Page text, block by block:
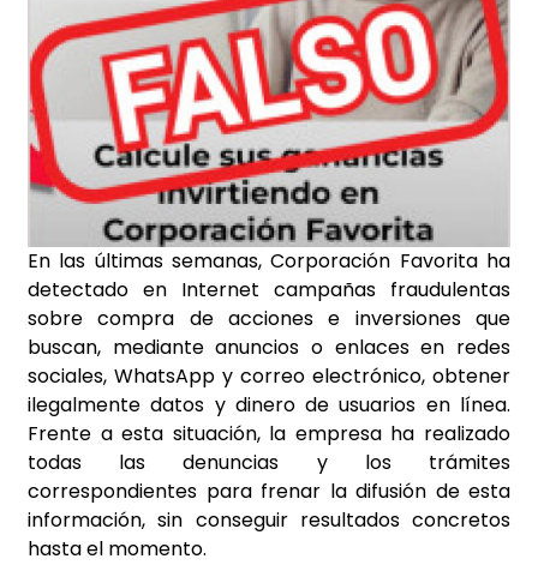
En las últimas semanas, Corporación Favorita ha
detectado en Internet campañas fraudulentas
sobre compra de acciones e inversiones que
buscan, mediante anuncios o enlaces en redes
sociales, WhatsApp y correo electrónico, obtener
ilegalmente datos y dinero de usuarios en línea.
Frente aesta situación, la empresa ha realizado
todas las denuncias y los trámites
correspondientes para frenar la difusión de esta
información, sin conseguir resultados concretos
hasta el momento.